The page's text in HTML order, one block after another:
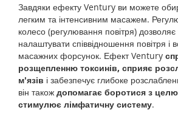
Завдяки ефекту Ventury ви можете
легким та інтенсивним масажем.
колесо (регулювання повітря) дозволяє
налаштувати співвідношення повітря і
масажних форсунок. Ефект Ventury
розщепленню токсинів, сприяє
м'язів і забезпечує глибоке
він також допомагає боротися з
стимулює лімфатичну систему.